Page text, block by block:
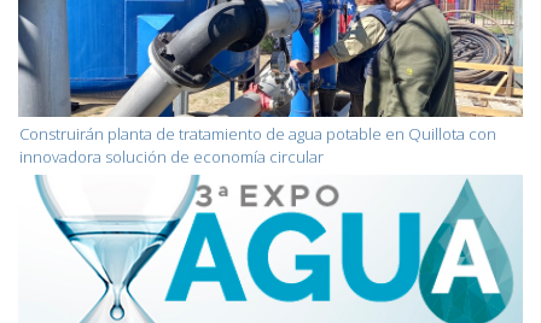
Construirán planta de tratamiento de agua potable en Quillota con
innovadora solución de economía circular